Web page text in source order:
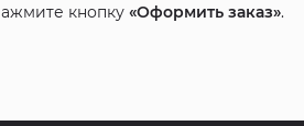
кнопку «Оформить заказ».